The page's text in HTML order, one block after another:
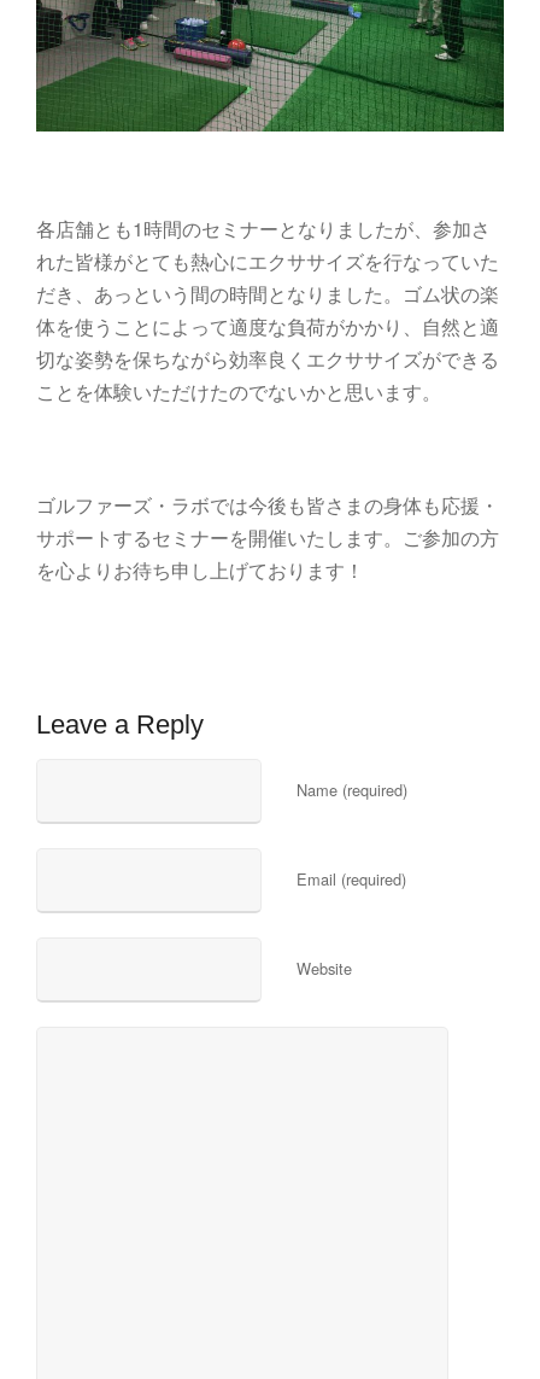
各店舗とも1時間のセミナーとなりましたが、参加さ
れた皆様がとても熱心にエクササイズを行なっていた
だき、あっという間の時間となりました。ゴム状の楽
体を使うことによって適度な負荷がかかり、自然と適
切な姿勢を保ちながら効率良くエクササイズができる
ことを体験いただけたのでないかと思います。
ゴルファーズ・ラボでは今後も皆さまの身体も応援・
サポートするセミナーを開催いたします。ご参加の方
を心よりお待ち申し上げております！
Leave a Reply
Name (required)
Email (required)
Website